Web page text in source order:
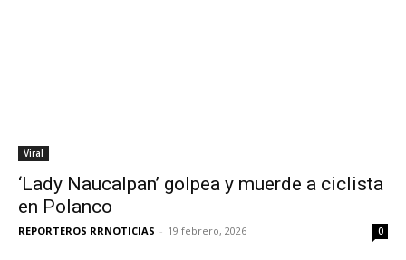
Viral
‘Lady Naucalpan’ golpea y muerde a ciclista
en Polanco
REPORTEROS RRNOTICIAS - 19 febrero, 2026 0